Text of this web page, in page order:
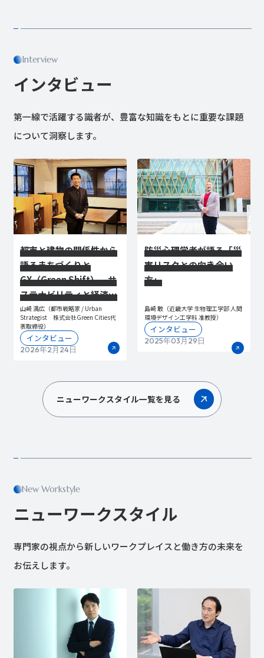
Interview
インタビュー
第一線で活躍する識者が、豊富な知識をもとに重要な課題
について洞察します。
都市と建物の関係性から
語るまちづくりと
GX（Green Shift）―サ
ステナビリティと経済成
長を両立したポートラン
ドの事例から－
山崎 満広（都市戦略家 / Urban
Strategist 株式会社Green Cities代
表取締役）
2026年2月24日
インタビュー
防災心理学者が語る「災
害リスクとの向き合い
方」
島崎 敢（近畿大学 生物理工学部 人間
環境デザイン工学科 准教授）
2025年03月29日
インタビュー
ニューワークスタイル一覧を見る
New Workstyle
ニューワークスタイル
専門家の視点から新しいワークプレイスと働き方の未来を
お伝えします。